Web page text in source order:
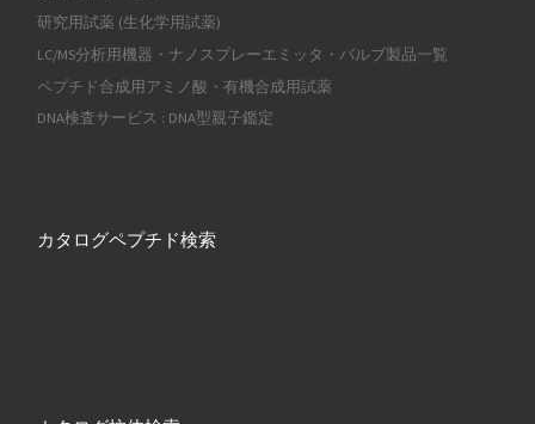
研究用試薬 (生化学用試薬)
LC/MS分析用機器・ナノスプレーエミッタ・バルブ製品一覧
ペプチド合成用アミノ酸・有機合成用試薬
DNA検査サービス : DNA型親子鑑定
カタログペプチド検索